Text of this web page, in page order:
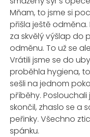
Mňam, to jsme si
přišla ještě odměna.
za skvělý výšlap do
odměnu. To už se
Vrátili jsme se do
proběhla hygiena,
sešli na jednom
příběhy. Poslouchali
skončil, zhaslo se a
peřinky. Všechno
spánku.